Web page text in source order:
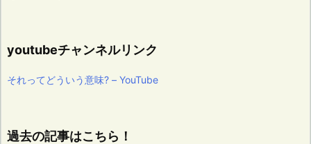
youtubeチャンネルリンク
それってどういう意味? – YouTube
過去の記事はこちら！